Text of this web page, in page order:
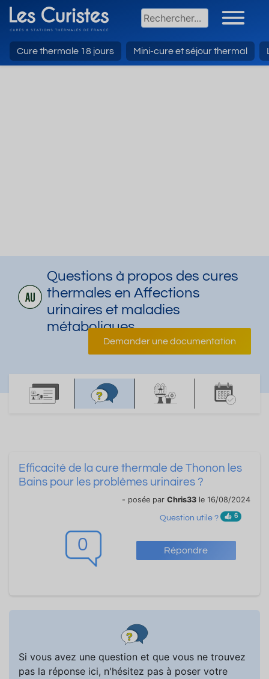
Cure thermale 18 jours Mini-cure et séjour thermal
Questions à propos des cures
thermales en Affections
urinaires et maladies
métaboliques
Demander une documentation
0 Répondre
Efficacité de la cure thermale de Thonon les
Bains pour les problèmes urinaires ?
- posée par Chris33 le 16/08/2024
Question utile ? 6
Si vous avez une question et que vous ne trouvez
pas la réponse ici, n'hésitez pas à poser votre